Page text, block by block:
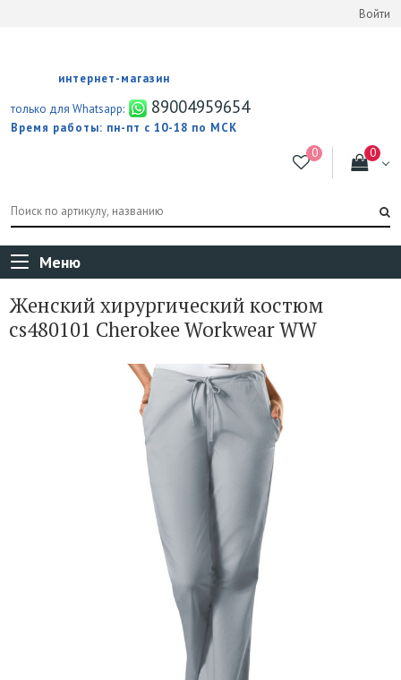
Войти
интернет-магазин
только для Whatsapp:
89004959654
Время работы: пн-пт с 10-18 по МСК
Меню
Женский хирургический костюм
cs480101 Cherokee Workwear WW